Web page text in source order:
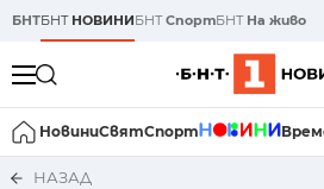
БНТБНТ НОВИНИБНТСпортБНТ На живо
НовиниСвятСпорт
НАЗАД